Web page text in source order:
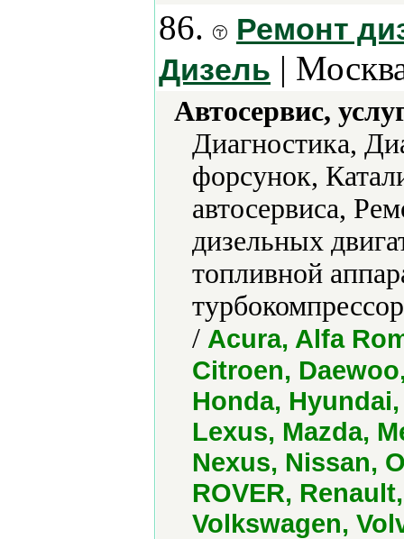
86.
Ремонт
Дизель |
Автосервис,
Диагностика,
форсунок,
автосервиса,
дизельных
топливной
/ Acura, Alfa
Citroen,
Honda,
Lexus, Mazda,
Nexus, Nissan,
ROVER,
Volkswagen,